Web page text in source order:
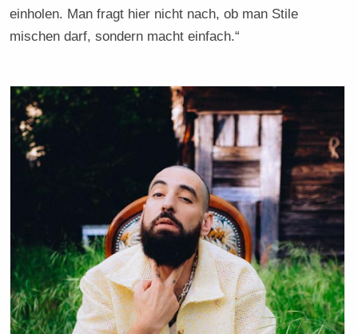
einholen. Man fragt hier nicht nach, ob man Stile
mischen darf, sondern macht einfach.“